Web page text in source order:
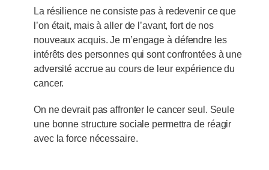
La résilience ne consiste pas à redevenir ce que
l’on était, mais à aller de l’avant, fort de nos
nouveaux acquis. Je m’engage à défendre les
intérêts des personnes qui sont confrontées à une
adversité accrue au cours de leur expérience du
cancer.
On ne devrait pas affronter le cancer seul. Seule
une bonne structure sociale permettra de réagir
avec la force nécessaire.